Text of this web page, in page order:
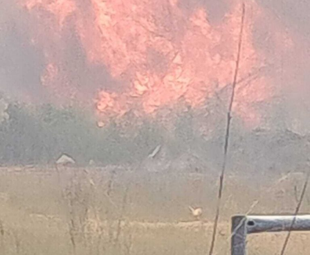
Nella casa su via del Lido, nel tratto di via Antonio
Pennacchi, i Carabinieri hanno sequestrato 18 involucri
contenenti complessivamente circa 18,2 kg di cocaina,
la somma in contanti di 8.810 euro, una macchina
conta-soldi, due orologi di lusso, vari gioielli e preziosi, 6
smartphone, un computer portatile, fogli manoscritti
riportanti la contabilità dell’attività illecita, una pistola
ad aria compressa, uno sfollagente telescopico e un
I successivi e approfonditi controlli nelle pertinenze